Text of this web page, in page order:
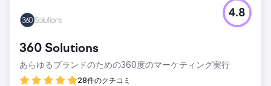
Grime Time は、英国の清掃会社に使用されていた問題のあ
るドメイン名を持って私たちにやって来ました。このドメイ
ンのゴミ箱レンタル市場は非常に競争が激しく、ほとんどの
企業が積極的にリンクを構築しています。
ソリューション
360 Solutions
あらゆるブランドのための360度のマーケティング実行
28件のクチコミ
4.8